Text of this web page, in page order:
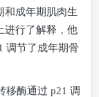
和成年期肌肉生
进行了解释，他
调节了成年期骨
移酶通过 p21 调